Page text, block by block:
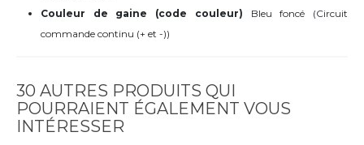
Couleur de gaine (code couleur) Bleu foncé (Circuit
commande continu (+ et -))
30 AUTRES PRODUITS QUI
POURRAIENT ÉGALEMENT VOUS
INTÉRESSER